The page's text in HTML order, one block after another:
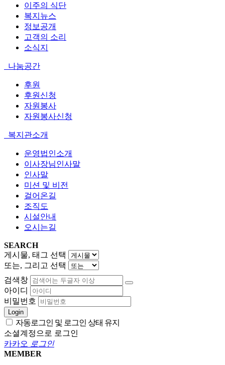
이주의 식단
복지뉴스
정보공개
고객의 소리
소식지
나눔공간
후원
후원신청
자원봉사
자원봉사신청
복지관소개
운영법인소개
이사장님인사말
인사말
미션 및 비전
걸어온길
조직도
시설안내
오시는길
SEARCH
게시물, 태그 선택
또는, 그리고 선택
검색창
아이디
비밀번호
Login
자동로그인 및 로그인 상태 유지
소셜계정으로 로그인
카카오 로그인
MEMBER